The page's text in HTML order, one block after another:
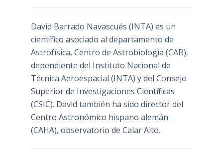
David Barrado Navascués (INTA) es un
científico asociado al departamento de
Astrofísica, Centro de Astrobiología (CAB),
dependiente del Instituto Nacional de
Técnica Aeroespacial (INTA) y del Consejo
Superior de Investigaciones Científicas
(CSIC). David también ha sido director del
Centro Astronómico hispano alemán
(CAHA), observatorio de Calar Alto.